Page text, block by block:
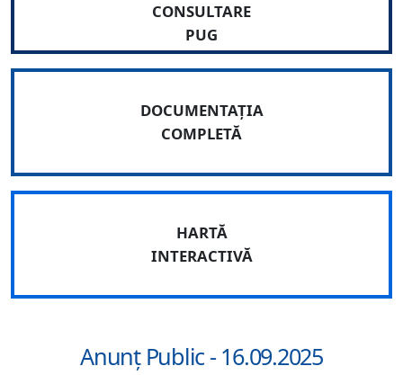
CONSULTARE
PUG
DOCUMENTAȚIA
COMPLETĂ
HARTĂ
INTERACTIVĂ
Anunț Public - 16.09.2025